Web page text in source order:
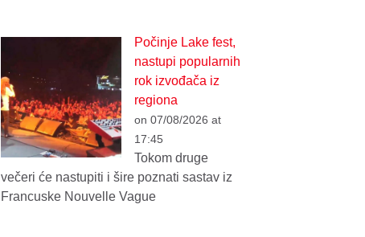
Počinje Lake fest,
nastupi popularnih
rok izvođača iz
regiona
on 07/08/2026 at
17:45
Tokom druge
večeri će nastupiti i šire poznati sastav iz
Francuske Nouvelle Vague